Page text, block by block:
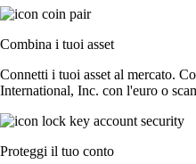
Combina i tuoi asset
Connetti i tuoi asset al mercato.
International, Inc. con l'euro o
Proteggi il tuo conto